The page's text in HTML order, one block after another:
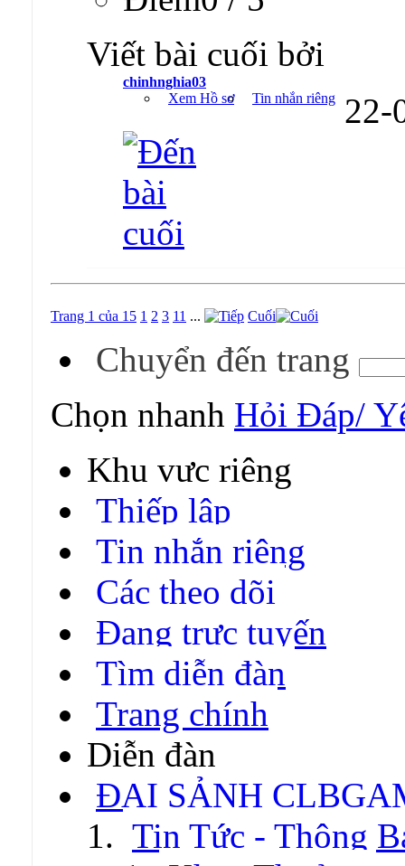
Viết bài cuối bởi
chinhnghia03
Xem Hồ sơ
Tin nhắn riêng 22-
Trang 1 của 15 1 2 3 11 ... Cuối
Chuyển đến trang
Chọn nhanh Hỏi Đáp/
Khu vực riêng
Thiếp lập
Tin nhắn riêng
Các theo dõi
Đang trực tuyến
Tìm diễn đàn
Trang chính
Diễn đàn
ĐẠI SẢNH
Tin Tức - Thông